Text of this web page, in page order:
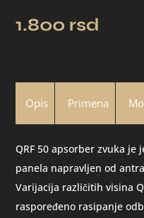
1.800 rsd
Opis Primena
QRF 50 apsorber zvuka
panela napravljen od
Varijacija različitih visina
raspoređeno rasipanje